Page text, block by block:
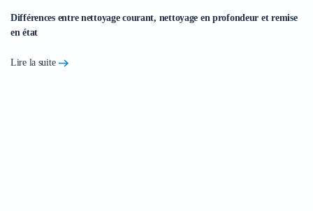
Différences entre nettoyage courant, nettoyage en profondeur et remise
en état
Lire la suite